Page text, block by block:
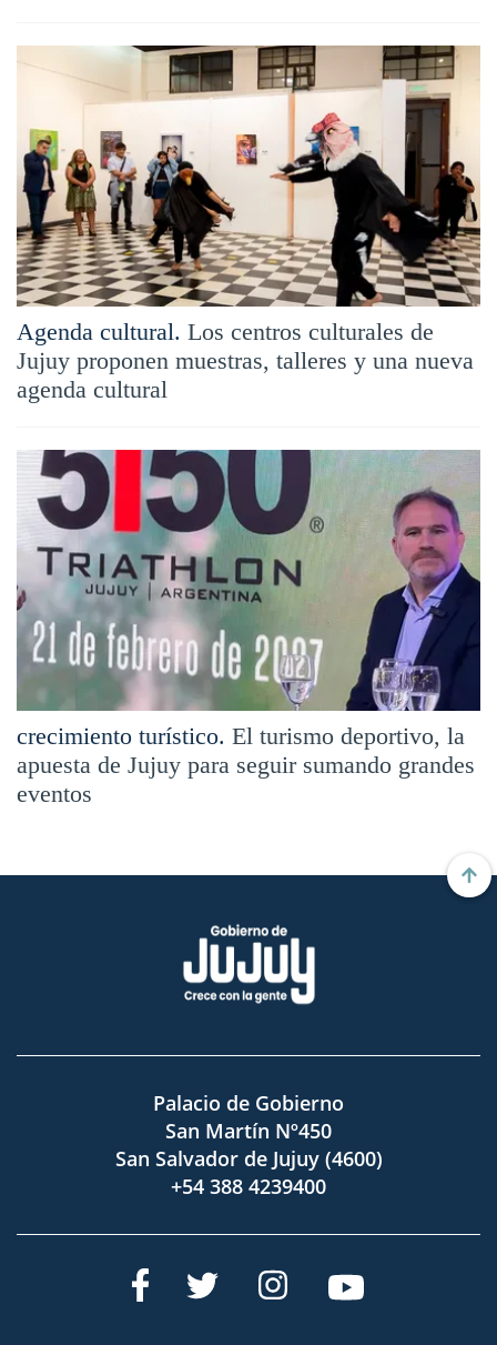
Agenda cultural. Los centros culturales de
Jujuy proponen muestras, talleres y una nueva
agenda cultural
crecimiento turístico. El turismo deportivo, la
apuesta de Jujuy para seguir sumando grandes
eventos
Palacio de Gobierno
San Martín Nº450
San Salvador de Jujuy (4600)
+54 388 4239400